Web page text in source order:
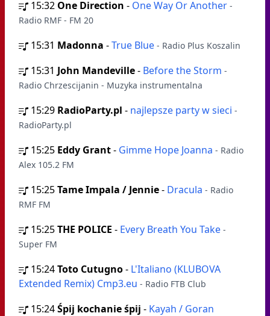
15:32 One Direction - One Way Or Another -
Radio RMF - FM 20
15:31 Madonna -True Blue - Radio Plus Koszalin
15:31 John Mandeville- Before the Storm -
Radio Chrzescijanin - Muzyka instrumentalna
15:29 RadioParty.pl - najlepsze party w sieci -
RadioParty.pl
15:25 Eddy Grant- Gimme Hope Joanna - Radio
Alex 105.2 FM
15:25Tame Impala / Jennie- Dracula - Radio
RMF FM
15:25THE POLICE - Every Breath You Take -
Super FM
15:24Toto Cutugno- L'Italiano (KLUBOVA
Extended Remix) Cmp3.eu - Radio FTB Club
15:24Śpij kochanie śpij - Kayah / Goran